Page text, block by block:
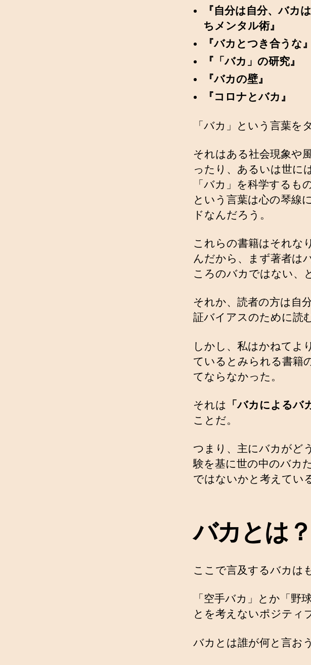
『自分は自分、バカ
ちメンタル術』
『バカとつき合うな』
『「バカ」の研究』
『バカの壁』
『コロナとバカ』
「バカ」という言葉を
それはある社会現象や
ったり、あるいは世に
「バカ」を科学するも
という言葉は心の琴線
ドなんだろう。
これらの書籍はそれな
んだから、まず著者は
ころのバカではない、
それか、読者の方は自
証バイアスのために読
しかし、私はかねてよ
ているとみられる書籍
てならなかった。
それは 「バカによるバ
ことだ。
つまり、主にバカがど
験を基に世の中のバカ
ではないかと考えてい
バカとは？
ここで言及するバカは
「空手バカ」とか「野
とを考えないポジティ
バカとは誰が何と言お